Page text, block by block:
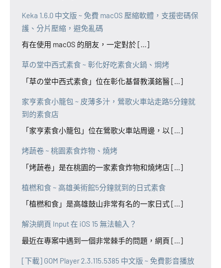
Keka 1.6.0 中文版 ~ 免費 macOS 壓縮軟體，支援密碼保
護、分片壓縮，避免亂碼
有在使用 macOS 的朋友，一定對於 [...]
草の堂中西式素食 ~ 彰化好吃素食火鍋、焗烤
「草の堂中西式素食」位在彰化基督教漢銘醫 [...]
家亨素食小籠包 ~ 皮薄多汁，鶯歌火車站走路5分鐘就
到的素食店
「家亨素食小籠包」位在鶯歌火車站周邊，以 [...]
烤蔬卷 ~ 桃園素食炸物、燒烤
「烤蔬卷」是在桃園的一家素食炸物和燒烤店 [...]
植橪和食 ~ 高雄美術館5分鐘就到的日式素食
「植橪和食」是高雄鼓山非常有名的一家日式 [...]
解決網頁 Input 在 iOS 15 無法輸入？
最近在專案中遇到一個非常棘手的問題，網頁 [...]
[下載] GOM Player 2.3.115.5385 中文版 ~ 免費影音播放